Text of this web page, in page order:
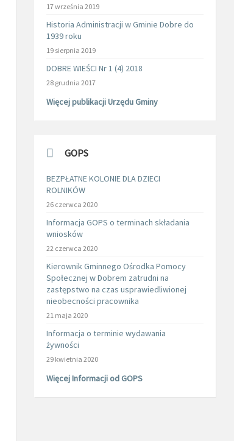
17 września 2019
Historia Administracji w Gminie Dobre do
1939 roku
19 sierpnia 2019
DOBRE WIEŚCI Nr 1 (4) 2018
28 grudnia 2017
Więcej publikacji Urzędu Gminy
GOPS
BEZPŁATNE KOLONIE DLA DZIECI
ROLNIKÓW
26 czerwca 2020
Informacja GOPS o terminach składania
wniosków
22 czerwca 2020
Kierownik Gminnego Ośrodka Pomocy
Społecznej w Dobrem zatrudni na
zastępstwo na czas usprawiedliwionej
nieobecności pracownika
21 maja 2020
Informacja o terminie wydawania
żywności
29 kwietnia 2020
Więcej Informacji od GOPS